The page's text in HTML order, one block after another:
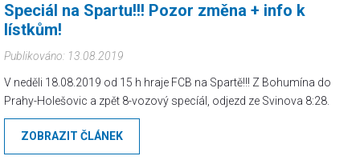
Speciál na Spartu!!! Pozor změna + info k
lístkům!
Publikováno: 13.08.2019
V neděli 18.08.2019 od 15 h hraje FCB na Spartě!!! Z Bohumína do
ZOBRAZIT ČLÁNEK